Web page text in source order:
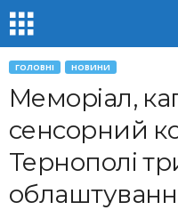
ГОЛОВНІ НОВИНИ
Меморіал,
сенсорний
Тернополі